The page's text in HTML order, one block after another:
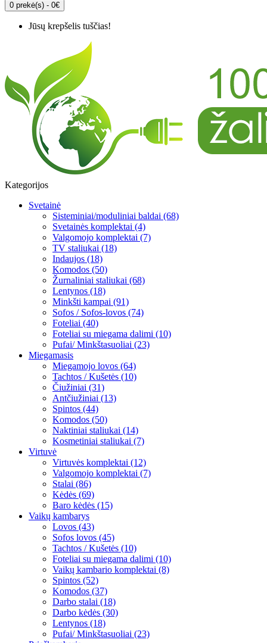
0 prekė(s) - 0€
Jūsų krepšelis tuščias!
Kategorijos
Svetainė
Sisteminiai/moduliniai baldai (68)
Svetainės komplektai (4)
Valgomojo komplektai (7)
TV staliukai (18)
Indaujos (18)
Komodos (50)
Žurnaliniai staliukai (68)
Lentynos (18)
Minkšti kampai (91)
Sofos / Sofos-lovos (74)
Foteliai (40)
Foteliai su miegama dalimi (10)
Pufai/ Minkštasuoliai (23)
Miegamasis
Miegamojo lovos (64)
Tachtos / Kušetės (10)
Čiužiniai (31)
Antčiužiniai (13)
Spintos (44)
Komodos (50)
Naktiniai staliukai (14)
Kosmetiniai staliukai (7)
Virtuvė
Virtuvės komplektai (12)
Valgomojo komplektai (7)
Stalai (86)
Kėdės (69)
Baro kėdės (15)
Vaikų kambarys
Lovos (43)
Sofos lovos (45)
Tachtos / Kušetės (10)
Foteliai su miegama dalimi (10)
Vaikų kambario komplektai (8)
Spintos (52)
Komodos (37)
Darbo stalai (18)
Darbo kėdės (30)
Lentynos (18)
Pufai/ Minkštasuoliai (23)